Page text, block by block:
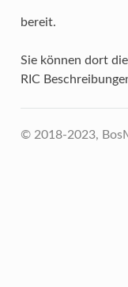
bereit.
Sie können dort
RIC
© 2018-2023,